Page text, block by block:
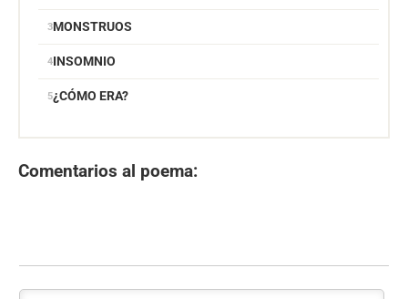
MONSTRUOS
INSOMNIO
¿CÓMO ERA?
Comentarios al poema: